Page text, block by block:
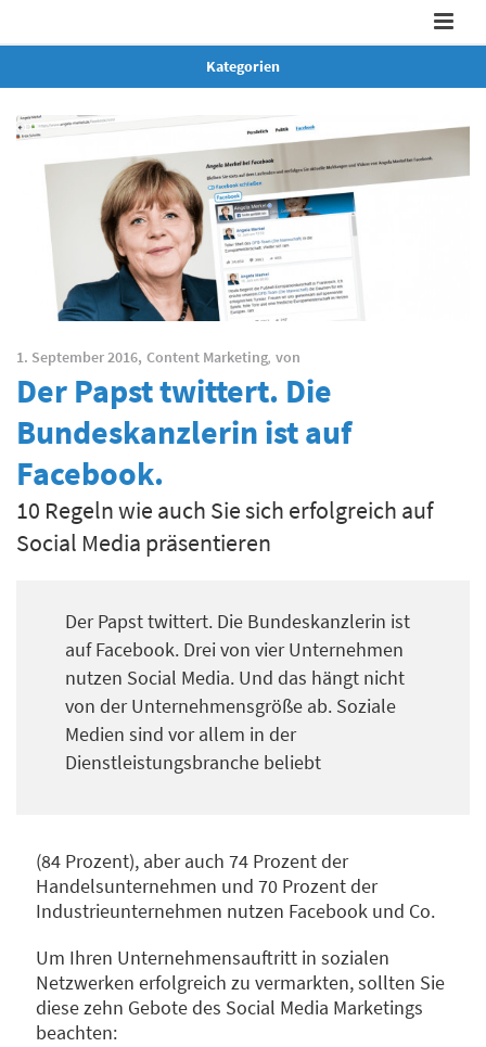
Kategorien
1. September 2016, Content Marketing, von
Der Papst twittert. Die
Bundeskanzlerin ist auf
Facebook.
10 Regeln wie auch Sie sich erfolgreich auf
Social Media präsentieren
Der Papst twittert. Die Bundeskanzlerin ist
auf Facebook. Drei von vier Unternehmen
nutzen Social Media. Und das hängt nicht
von der Unternehmensgröße ab. Soziale
Medien sind vor allem in der
Dienstleistungsbranche beliebt
(84 Prozent), aber auch 74 Prozent der
Handelsunternehmen und 70 Prozent der
Industrieunternehmen nutzen Facebook und Co.
Um Ihren Unternehmensauftritt in sozialen
Netzwerken erfolgreich zu vermarkten, sollten Sie
diese zehn Gebote des Social Media Marketings
beachten: